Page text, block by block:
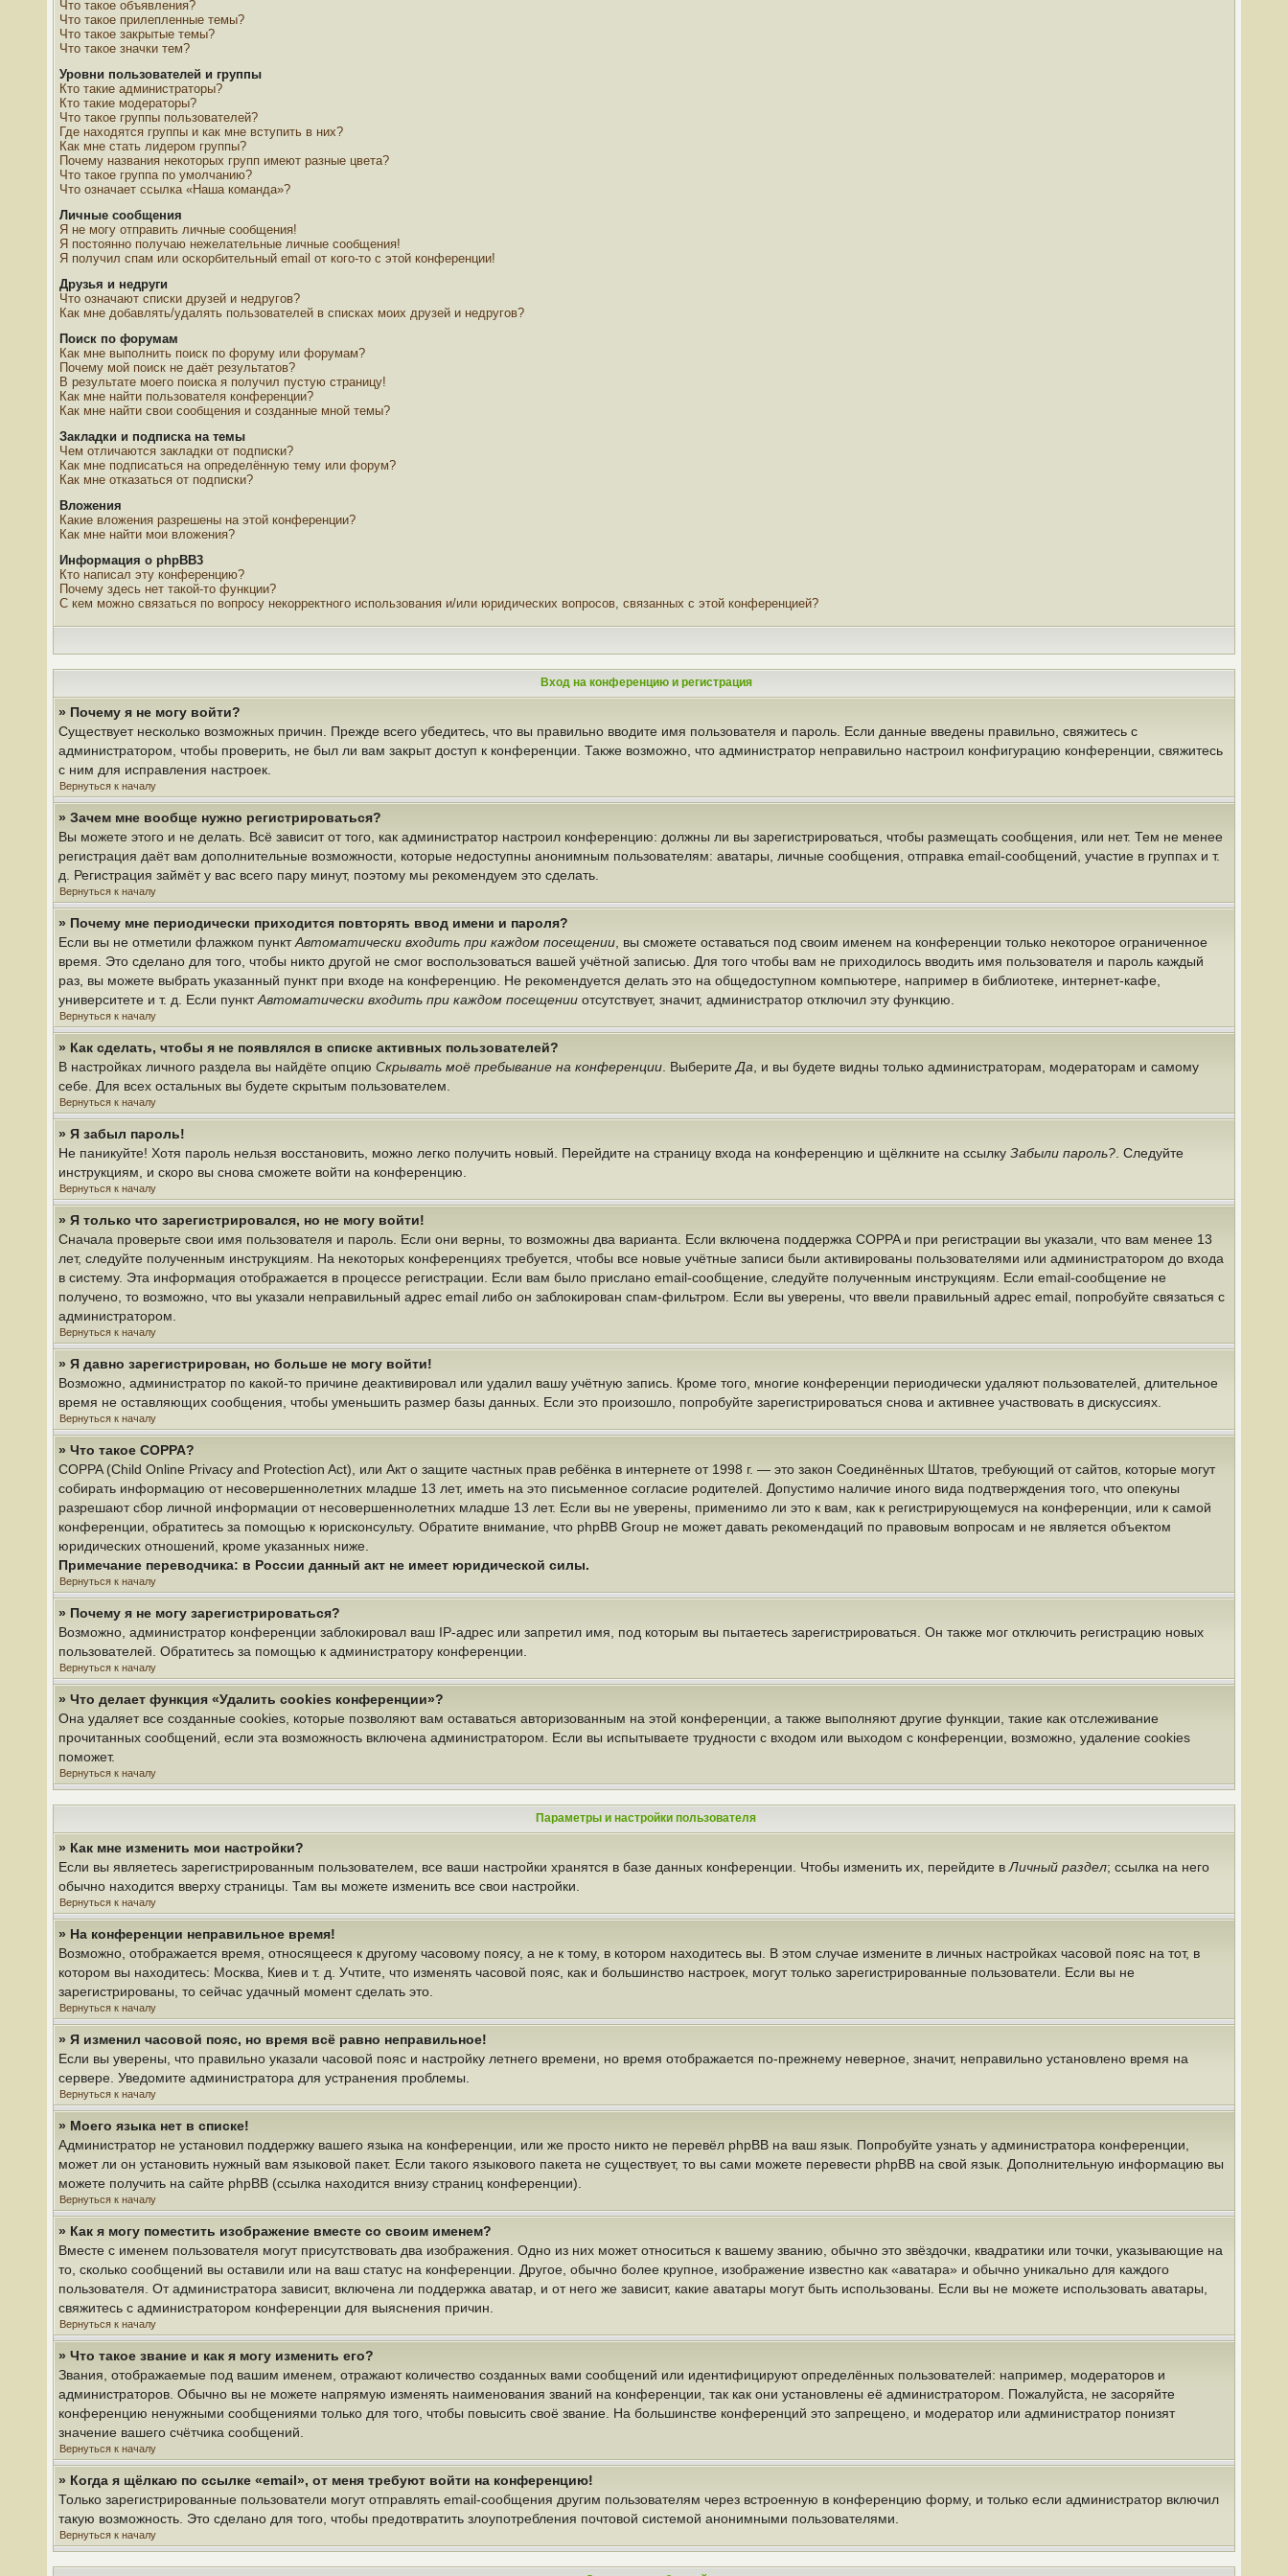
Что такое объявления?
Что такое прилепленные темы?
Что такое закрытые темы?
Что такое значки тем?
Уровни пользователей и группы
Кто такие администраторы?
Кто такие модераторы?
Что такое группы пользователей?
Где находятся группы и как мне вступить в них?
Как мне стать лидером группы?
Почему названия некоторых групп имеют разные цвета?
Что такое группа по умолчанию?
Что означает ссылка «Наша команда»?
Личные сообщения
Я не могу отправить личные сообщения!
Я постоянно получаю нежелательные личные сообщения!
Я получил спам или оскорбительный email от кого-то с этой конференции!
Друзья и недруги
Что означают списки друзей и недругов?
Как мне добавлять/удалять пользователей в списках моих друзей и недругов?
Поиск по форумам
Как мне выполнить поиск по форуму или форумам?
Почему мой поиск не даёт результатов?
В результате моего поиска я получил пустую страницу!
Как мне найти пользователя конференции?
Как мне найти свои сообщения и созданные мной темы?
Закладки и подписка на темы
Чем отличаются закладки от подписки?
Как мне подписаться на определённую тему или форум?
Как мне отказаться от подписки?
Вложения
Какие вложения разрешены на этой конференции?
Как мне найти мои вложения?
Информация о phpBB3
Кто написал эту конференцию?
Почему здесь нет такой-то функции?
С кем можно связаться по вопросу некорректного использования и/или юридических вопросов, связанных с этой конференцией?
Вход на конференцию и регистрация
» Почему я не могу войти?
Существует несколько возможных причин. Прежде всего убедитесь, что вы правильно вводите имя пользователя и пароль. Если данные введены правильно, свяжитесь с
администратором, чтобы проверить, не был ли вам закрыт доступ к конференции. Также возможно, что администратор неправильно настроил конфигурацию конференции, свяжитесь
с ним для исправления настроек.
Вернуться к началу
» Зачем мне вообще нужно регистрироваться?
Вы можете этого и не делать. Всё зависит от того, как администратор настроил конференцию: должны ли вы зарегистрироваться, чтобы размещать сообщения, или нет. Тем не менее
регистрация даёт вам дополнительные возможности, которые недоступны анонимным пользователям: аватары, личные сообщения, отправка email-сообщений, участие в группах и т.
д. Регистрация займёт у вас всего пару минут, поэтому мы рекомендуем это сделать.
Вернуться к началу
» Почему мне периодически приходится повторять ввод имени и пароля?
Если вы не отметили флажком пунктАвтоматически входить при каждом посещении , вы сможете оставаться под своим именем на конференции только некоторое ограниченное
время. Это сделано для того, чтобы никто другой не смог воспользоваться вашей учётной записью. Для того чтобы вам не приходилось вводить имя пользователя и пароль каждый
раз, вы можете выбрать указанный пункт при входе на конференцию. Не рекомендуется делать это на общедоступном компьютере, например в библиотеке, интернет-кафе,
университете и т. д. Если пунктАвтоматически входить при каждом посещении отсутствует, значит, администратор отключил эту функцию.
Вернуться к началу
» Как сделать, чтобы я не появлялся в списке активных пользователей?
В настройках личного раздела вы найдёте опцию Скрывать моё пребывание на конференции . Выберите Да , и вы будете видны только администраторам, модераторам и самому
себе. Для всех остальных вы будете скрытым пользователем.
Вернуться к началу
» Я забыл пароль!
Не паникуйте! Хотя пароль нельзя восстановить, можно легко получить новый. Перейдите на страницу входа на конференцию и щёлкните на ссылку Забыли пароль? . Следуйте
инструкциям, и скоро вы снова сможете войти на конференцию.
Вернуться к началу
» Я только что зарегистрировался, но не могу войти!
Сначала проверьте свои имя пользователя и пароль. Если они верны, то возможны два варианта. Если включена поддержка COPPA и при регистрации вы указали, что вам менее 13
лет, следуйте полученным инструкциям. На некоторых конференциях требуется, чтобы все новые учётные записи были активированы пользователями или администратором до входа
в систему. Эта информация отображается в процессе регистрации. Если вам было прислано email-сообщение, следуйте полученным инструкциям. Если email-сообщение не
получено, то возможно, что вы указали неправильный адрес email либо он заблокирован спам-фильтром. Если вы уверены, что ввели правильный адрес email, попробуйте связаться с
администратором.
Вернуться к началу
» Я давно зарегистрирован, но больше не могу войти!
Возможно, администратор по какой-то причине деактивировал или удалил вашу учётную запись. Кроме того, многие конференции периодически удаляют пользователей, длительное
время не оставляющих сообщения, чтобы уменьшить размер базы данных. Если это произошло, попробуйте зарегистрироваться снова и активнее участвовать в дискуссиях.
Вернуться к началу
» Что такое COPPA?
COPPA (Child Online Privacy and Protection Act), или Акт о защите частных прав ребёнка в интернете от 1998 г. — это закон Соединённых Штатов, требующий от сайтов, которые могут
собирать информацию от несовершеннолетних младше 13 лет, иметь на это письменное согласие родителей. Допустимо наличие иного вида подтверждения того, что опекуны
разрешают сбор личной информации от несовершеннолетних младше 13 лет. Если вы не уверены, применимо ли это к вам, как к регистрирующемуся на конференции, или к самой
конференции, обратитесь за помощью к юрисконсульту. Обратите внимание, что phpBB Group не может давать рекомендаций по правовым вопросам и не является объектом
юридических отношений, кроме указанных ниже.
Примечание переводчика: в России данный акт не имеет юридической силы.
Вернуться к началу
» Почему я не могу зарегистрироваться?
Возможно, администратор конференции заблокировал ваш IP-адрес или запретил имя, под которым вы пытаетесь зарегистрироваться. Он также мог отключить регистрацию новых
пользователей. Обратитесь за помощью к администратору конференции.
Вернуться к началу
» Что делает функция «Удалить cookies конференции»?
Она удаляет все созданные cookies, которые позволяют вам оставаться авторизованным на этой конференции, а также выполняют другие функции, такие как отслеживание
прочитанных сообщений, если эта возможность включена администратором. Если вы испытываете трудности с входом или выходом с конференции, возможно, удаление cookies
поможет.
Вернуться к началу
Параметры и настройки пользователя
» Как мне изменить мои настройки?
Если вы являетесь зарегистрированным пользователем, все ваши настройки хранятся в базе данных конференции. Чтобы изменить их, перейдите в Личный раздел; ссылка на него
обычно находится вверху страницы. Там вы можете изменить все свои настройки.
Вернуться к началу
» На конференции неправильное время!
Возможно, отображается время, относящееся к другому часовому поясу, а не к тому, в котором находитесь вы. В этом случае измените в личных настройках часовой пояс на тот, в
котором вы находитесь: Москва, Киев и т. д. Учтите, что изменять часовой пояс, как и большинство настроек, могут только зарегистрированные пользователи. Если вы не
зарегистрированы, то сейчас удачный момент сделать это.
Вернуться к началу
» Я изменил часовой пояс, но время всё равно неправильное!
Если вы уверены, что правильно указали часовой пояс и настройку летнего времени, но время отображается по-прежнему неверное, значит, неправильно установлено время на
сервере. Уведомите администратора для устранения проблемы.
Вернуться к началу
» Моего языка нет в списке!
Администратор не установил поддержку вашего языка на конференции, или же просто никто не перевёл phpBB на ваш язык. Попробуйте узнать у администратора конференции,
может ли он установить нужный вам языковой пакет. Если такого языкового пакета не существует, то вы сами можете перевести phpBB на свой язык. Дополнительную информацию вы
можете получить на сайте phpBB (ссылка находится внизу страниц конференции).
Вернуться к началу
» Как я могу поместить изображение вместе со своим именем?
Вместе с именем пользователя могут присутствовать два изображения. Одно из них может относиться к вашему званию, обычно это звёздочки, квадратики или точки, указывающие на
то, сколько сообщений вы оставили или на ваш статус на конференции. Другое, обычно более крупное, изображение известно как «аватара» и обычно уникально для каждого
пользователя. От администратора зависит, включена ли поддержка аватар, и от него же зависит, какие аватары могут быть использованы. Если вы не можете использовать аватары,
свяжитесь с администратором конференции для выяснения причин.
Вернуться к началу
» Что такое звание и как я могу изменить его?
Звания, отображаемые под вашим именем, отражают количество созданных вами сообщений или идентифицируют определённых пользователей: например, модераторов и
администраторов. Обычно вы не можете напрямую изменять наименования званий на конференции, так как они установлены её администратором. Пожалуйста, не засоряйте
конференцию ненужными сообщениями только для того, чтобы повысить своё звание. На большинстве конференций это запрещено, и модератор или администратор понизят
значение вашего счётчика сообщений.
Вернуться к началу
» Когда я щёлкаю по ссылке «email», от меня требуют войти на конференцию!
Только зарегистрированные пользователи могут отправлять email-сообщения другим пользователям через встроенную в конференцию форму, и только если администратор включил
такую возможность. Это сделано для того, чтобы предотвратить злоупотребления почтовой системой анонимными пользователями.
Вернуться к началу